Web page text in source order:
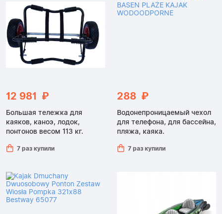
12 981 ₽
Большая тележка для
каяков, каноэ, лодок,
понтонов весом 113 кг.
7 раз купили
288 ₽
Водонепроницаемый чехол
для телефона, для бассейна,
пляжа, каяка.
7 раз купили